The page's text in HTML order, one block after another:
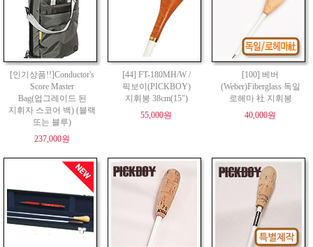
[인기상품!!]Conductor's
Score Master
Bag(업그레이드 된
지휘자 스코어 백) (블랙
또는 블루)
237,000원
[44] FT-180MH/W /
픽보이(PICKBOY)
지휘봉 38cm(15")
55,000원
[100] 베버
(Weber)Fiberglass 독일
로헤마 社 지휘봉
40,000원